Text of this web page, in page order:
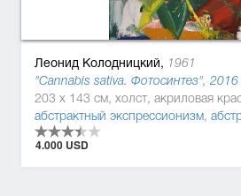
Леонид Колодницкий, 1961
"Cannabis sativa. Фотосинтез", 2016
абстрактный экспрессионизм,
4.000 USD